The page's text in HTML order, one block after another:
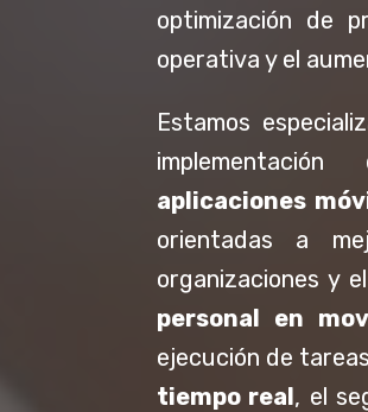
optimización de
operativa y el
Estamos
aplicaciones
orientadas a
organizaciones y
personal en
ejecución de
tiempo real, el